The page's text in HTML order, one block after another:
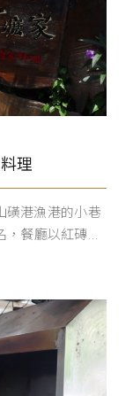
理
磺港漁港的小巷
，餐廳以紅磚...